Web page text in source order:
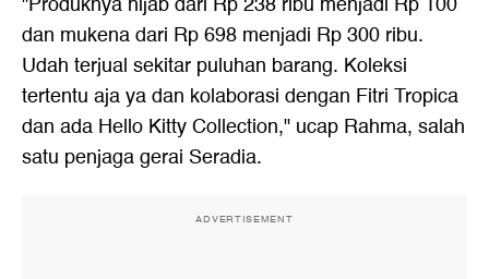
dan mukena dari Rp 698 menjadi Rp 300 ribu.
Udah terjual sekitar puluhan barang. Koleksi
tertentu aja ya dan kolaborasi dengan Fitri Tropica
dan ada Hello Kitty Collection," ucap Rahma, salah
satu penjaga gerai Seradia.
ADVERTISEMENT